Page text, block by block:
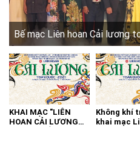
Bế mạc Liên hoan Cải lương
KHAI MẠC "LIÊN
HOAN CẢI LƯƠNG
Không khí
khai mạc